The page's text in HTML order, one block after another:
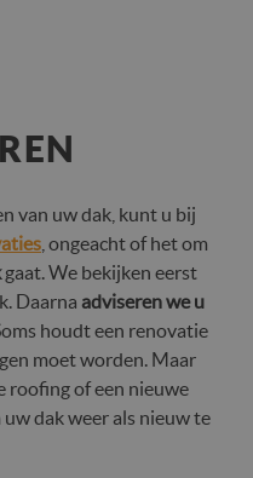
van uw dak, kunt u bij
, ongeacht of het om
gaat. We bekijken eerst
Daarna adviseren we u
houdt een renovatie
moet worden. Maar
roofing of een nieuwe
dak weer als nieuw te